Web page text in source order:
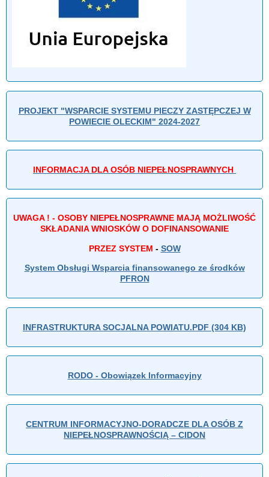
PROJEKT "WSPARCIE SYSTEMU PIECZY ZASTĘPCZEJ W
POWIECIE OLECKIM" 2024-2027
INFORMACJA DLA OSÓB NIEPEŁNOSPRAWNYCH
UWAGA ! - OSOBY NIEPEŁNOSPRAWNE MAJĄ MOŻLIWOŚĆ
SKŁADANIA WNIOSKÓW O DOFINANSOWANIE
PRZEZ SYSTEM - SOW
System Obsługi Wsparcia finansowanego ze środków
PFRON
INFRASTRUKTURA SOCJALNA POWIATU.PDF (304 KB)
RODO - Obowiązek Informacyjny
CENTRUM INFORMACYJNO-DORADCZE DLA OSÓB Z
NIEPEŁNOSPRAWNOŚCIĄ – CIDON